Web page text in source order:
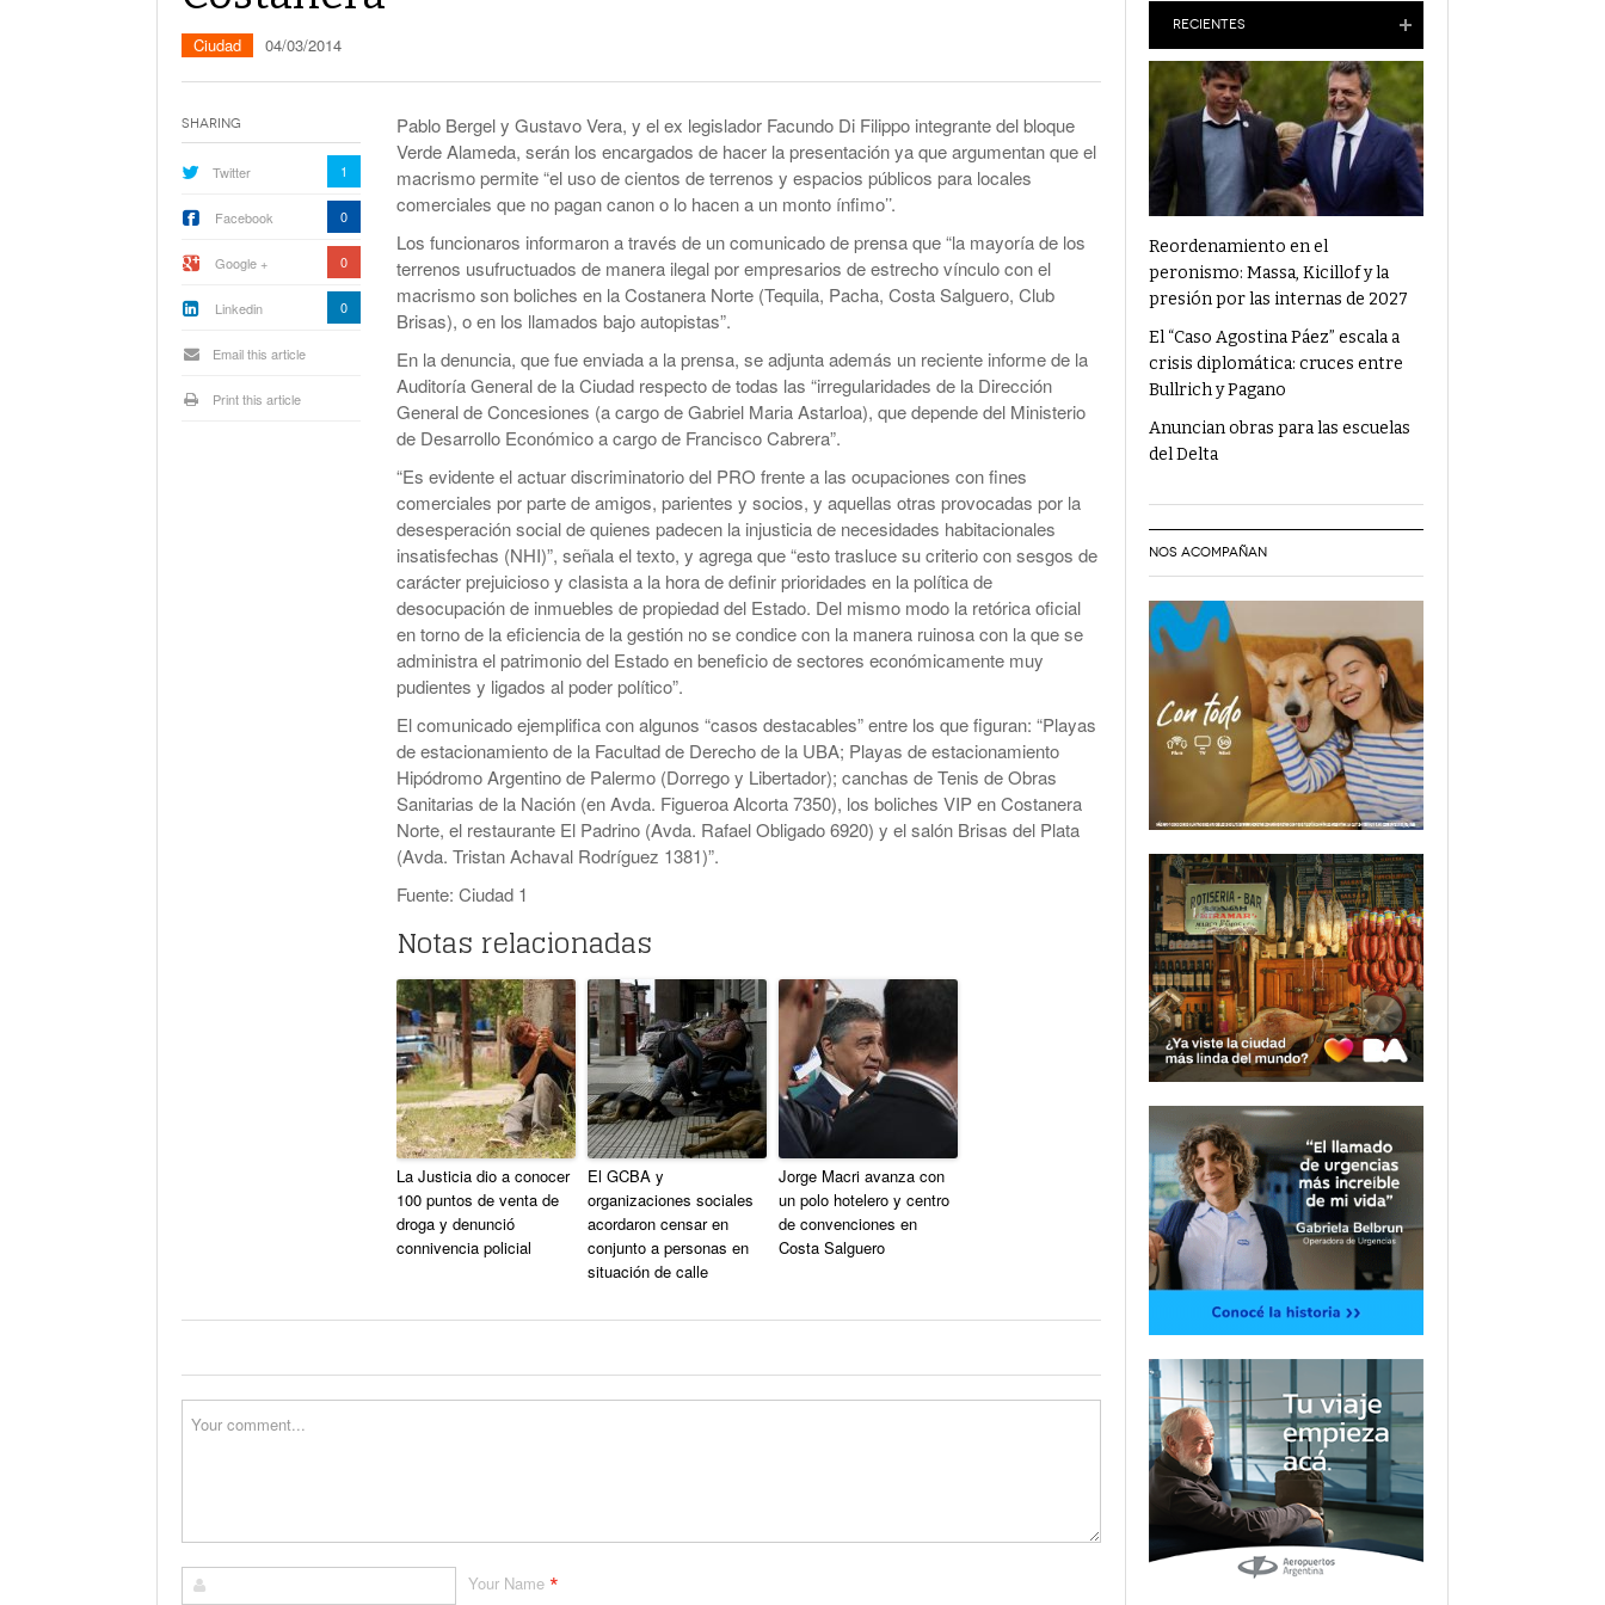
Política
Expectativa Por La Cumbre Entre Milei Y
Bomba Electoral: El Gobierno Saca
¿Qué Alimentos Te Pueden Cambiar El
Van A Investigar La Ruta Del Fentanilo Mortal Cristina No Quiso Devolver Ni Un Sólo Peso
Condenaron Al Ex Marido De Julieta Prandi A
19 Años De Cárcel Por Abuso Sexual
Orden Judicial En Estados Unidos Para
Congelar 280 Millones Vinculados A $LIBRA
El Gobierno Lanza Un Servicio Militar
Voluntario: “Fuego Sagrado”
Ajuste En Discapacidad: Organizaciones
Denunciaron Al Gobierno Ante La ONU
Kicillof Lanzo El MDF Con Una Demostración
De La Oposición A Milei- 1 year ago
Axel Kicillof Despidió A Pepe Mujica Y Pidió
Perdón Por “los Agravios” Libertarios- 1 year
Ciudad 04/03/2014
Pablo Bergel y Gustavo Vera, y el ex legislador Facundo Di Filippo integrante del bloque
Verde Alameda, serán los encargados de hacer la presentación ya que argumentan que el
macrismo permite “el uso de cientos de terrenos y espacios públicos para locales
comerciales que no pagan canon o lo hacen a un monto ínfimo’’.
Los funcionaros informaron a través de un comunicado de prensa que “la mayoría de los
terrenos usufructuados de manera ilegal por empresarios de estrecho vínculo con el
macrismo son boliches en la Costanera Norte (Tequila, Pacha, Costa Salguero, Club
Brisas), o en los llamados bajo autopistas”.
En la denuncia, que fue enviada a la prensa, se adjunta además un reciente informe de la
Auditoría General de la Ciudad respecto de todas las “irregularidades de la Dirección
General de Concesiones (a cargo de Gabriel Maria Astarloa), que depende del Ministerio
de Desarrollo Económico a cargo de Francisco Cabrera”.
“Es evidente el actuar discriminatorio del PRO frente a las ocupaciones con fines
comerciales por parte de amigos, parientes y socios, y aquellas otras provocadas por la
desesperación social de quienes padecen la injusticia de necesidades habitacionales
insatisfechas (NHI)”, señala el texto, y agrega que “esto trasluce su criterio con sesgos de
carácter prejuicioso y clasista a la hora de definir prioridades en la política de
desocupación de inmuebles de propiedad del Estado. Del mismo modo la retórica oficial
en torno de la eficiencia de la gestión no se condice con la manera ruinosa con la que se
administra el patrimonio del Estado en beneficio de sectores económicamente muy
pudientes y ligados al poder político”.
El comunicado ejemplifica con algunos “casos destacables” entre los que figuran: “Playas
de estacionamiento de la Facultad de Derecho de la UBA; Playas de estacionamiento
Hipódromo Argentino de Palermo (Dorrego y Libertador); canchas de Tenis de Obras
Sanitarias de la Nación (en Avda. Figueroa Alcorta 7350), los boliches VIP en Costanera
Norte, el restaurante El Padrino (Avda. Rafael Obligado 6920) y el salón Brisas del Plata
(Avda. Tristan Achaval Rodríguez 1381)”.
Fuente: Ciudad 1
Notas relacionadas
La Justicia dio a conocer
100 puntos de venta de
droga y denunció
connivencia policial
El GCBA y
organizaciones sociales
acordaron censar en
conjunto a personas en
situación de calle
Jorge Macri avanza con
un polo hotelero y centro
de convenciones en
Costa Salguero
Sharing
Twitter 1
Facebook 0
Google + 0
Linkedin 0
Email this article
Print this article
Your Name *
RECIENTES
Reordenamiento en el
peronismo: Massa, Kicillof y la
presión por las internas de 2027
El “Caso Agostina Páez” escala a
crisis diplomática: cruces entre
Bullrich y Pagano
Anuncian obras para las escuelas
del Delta
NOS ACOMPAÑAN